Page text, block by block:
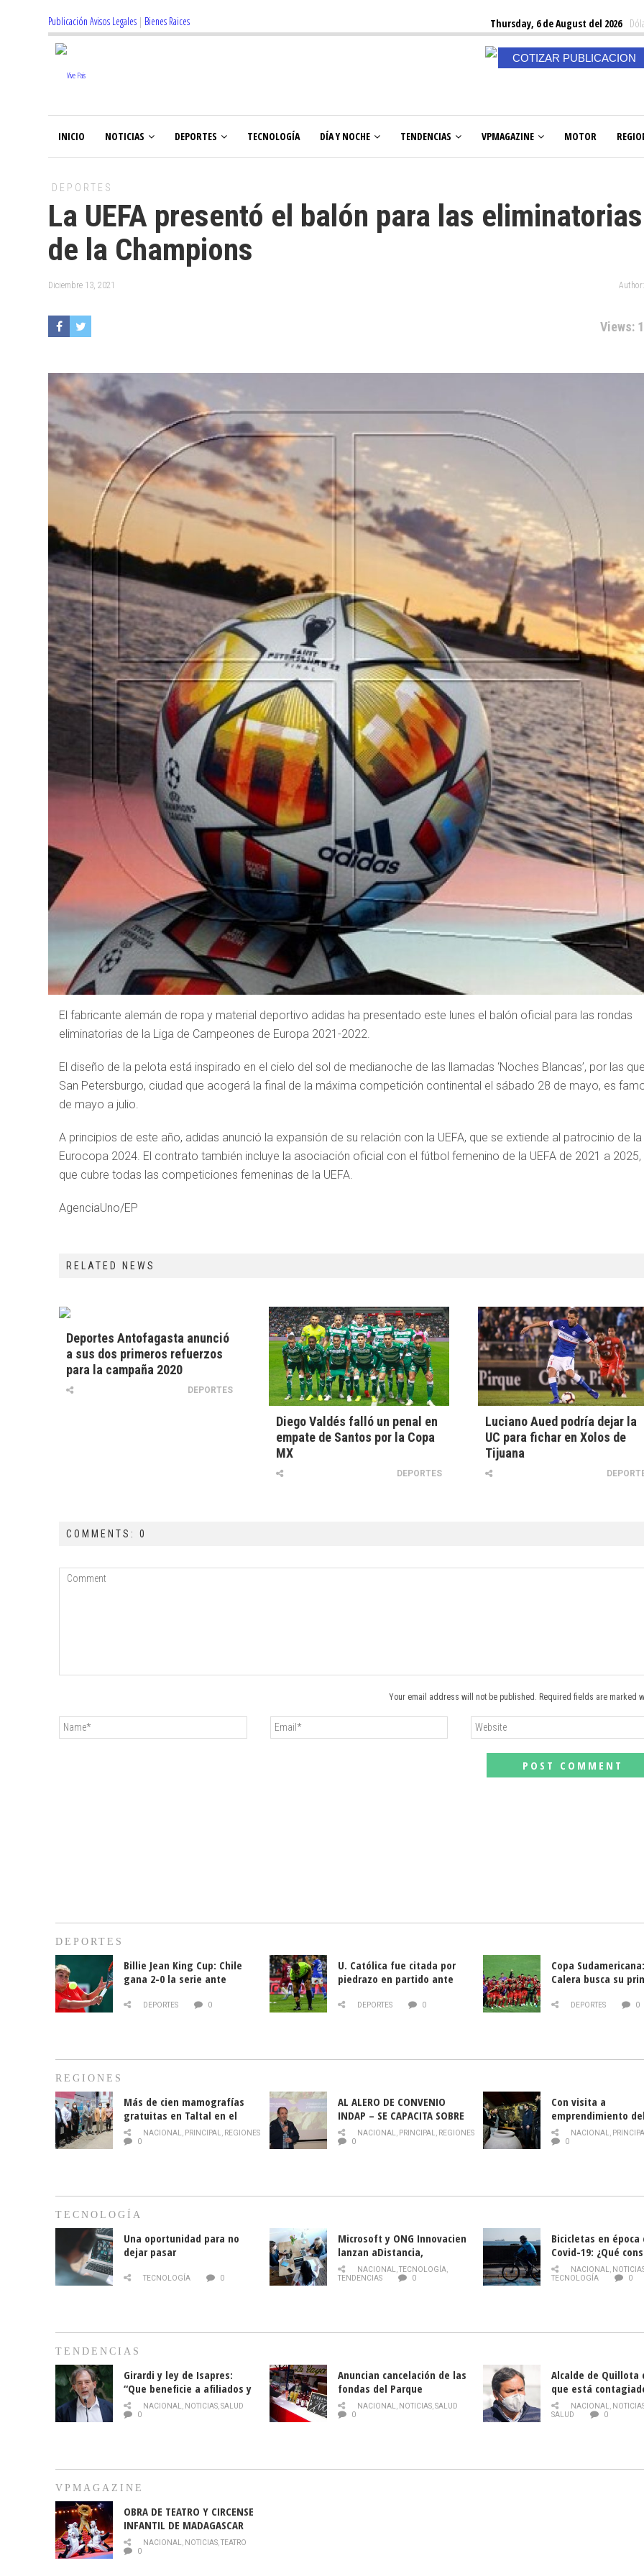
Publicación Avisos Legales | Bienes Raices Thursday, 6 de August del 2026
COTIZAR PUBLICACION
INICIO NOTICIAS DEPORTES TECNOLOGÍA DÍA Y NOCHE TENDENCIAS VPMAGAZINE MOTOR
DEPORTES
La UEFA presentó el balón para las eliminatorias
de la Champions
Diciembre 13, 2021
Views:
El fabricante alemán de ropa y material deportivo adidas ha presentado este lunes el balón oficial para las rondas
eliminatorias de la Liga de Campeones de Europa 2021-2022.
El diseño de la pelota está inspirado en el cielo del sol de medianoche de las llamadas ‘Noches Blancas’, por las que
San Petersburgo, ciudad que acogerá la final de la máxima competición continental el sábado 28 de mayo, es
de mayo a julio.
A principios de este año, adidas anunció la expansión de su relación con la UEFA, que se extiende al patrocinio de la
Eurocopa 2024. El contrato también incluye la asociación oficial con el fútbol femenino de la UEFA de 2021 a 2025,
que cubre todas las competiciones femeninas de la UEFA.
AgenciaUno/EP
RELATED NEWS
Deportes Antofagasta anunció
a sus dos primeros refuerzos
para la campaña 2020
DEPORTES
Diego Valdés falló un penal en
empate de Santos por la Copa
MX
DEPORTES
Luciano Aued podría dejar la
UC para fichar en Xolos de
Tijuana
COMMENTS: 0
Your email address will not be published. Required fields are marked
DEPORTES
Billie Jean King Cup: Chile
gana 2-0 la serie ante
DEPORTES 0
U. Católica fue citada por
piedrazo en partido ante
DEPORTES 0
Copa
Calera busca su
DEPORTES 0
REGIONES
Más de cien mamografías
gratuitas en Taltal en el
mes de la prevención del
cáncer de mama
NACIONAL, PRINCIPAL, REGIONES
0
AL ALERO DE CONVENIO
INDAP – SE CAPACITA SOBRE
PLAGA DROSOPHILA SUZUKII
NACIONAL, PRINCIPAL, REGIONES
0
Con visita a
emprendimiento
y llamado al
historia campesina
NACIONAL,
0
TECNOLOGÍA
Una oportunidad para no
dejar pasar
TECNOLOGÍA 0
Microsoft y ONG Innovacien
lanzan aDistancia,
plataforma con cursos
gratuitos online sobre
NACIONAL,TECNOLOGÍA,
TENDENCIAS
0
Bicicletas en época
Covid-19: ¿Qué
momento de
NACIONAL,
TECNOLOGÍA
0
TENDENCIAS
Girardi y ley de Isapres:
“Que beneficie a afiliados y
no legalice el abuso”
NACIONAL, NOTICIAS,SALUD
0
Anuncian cancelación de las
fondas del Parque
O’Higgins debido al
coronavirus
NACIONAL, NOTICIAS,SALUD
0
Alcalde de Quillota
que está
COVID-19
NACIONAL,
SALUD
0
VPMAGAZINE
OBRA DE TEATRO Y CIRCENSE
INFANTIL DE MADAGASCAR
EN EL PARQUE HURATDO
NACIONAL, NOTICIAS,TEATRO
0